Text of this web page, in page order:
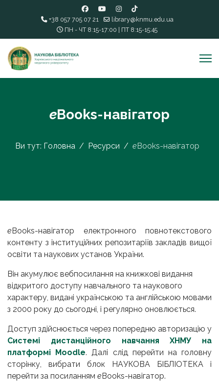
+38 057 705 07 21
library@knmu.edu.ua
ПН - ЧТ 8:15-17:00 | ПТ 8:15-15:45
eBooks-навігатор
Ви тут: Головна Ресурси eBooks-навігатор
eBooks-навігатор електронного повнотекстового
контенту з інституційних репозитаріїв закладів вищої
освіти та наукових установ України.
Він акумулює вебпосилання на книжкові видання
відкритого доступу навчального та наукового
характеру, видані українською та англійською мовами
з 2000 року до сьогодні, і регулярно оновлюється.
Доступ здійснюється через попередню авторизацію у
Системі дистанційного навчання ХНМУ на
платформі Moodle. Далі слід перейти на головну
сторінку, вибрати блок НАУКОВА БІБЛІОТЕКА і
перейти за посиланням eBooks-навігатор.